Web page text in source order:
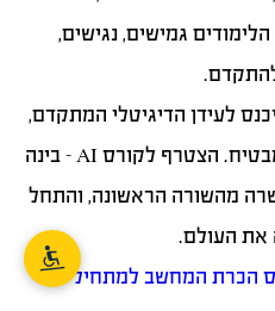
גמישים, נגישים,
לעידן הדיגיטלי המתקדם,
ולפתוח דלת לעתיד מקצועי מבטיח. הצטרף לקורס AI – בינה
מהשורה הראשונה, והתחל
את העולם.
הכרת המחשב למתחילים.